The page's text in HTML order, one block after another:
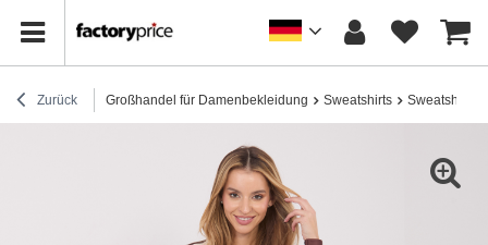
Zurück Großhandel für Damenbekleidung Sweatshirts Sweatshirts